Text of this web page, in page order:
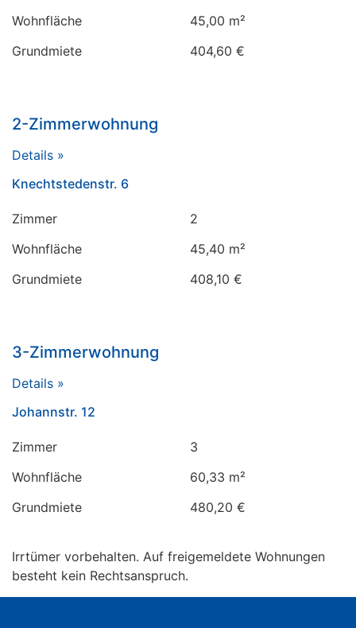
Wohnfläche
45,00 m²
Grundmiete
404,60 €
2-Zimmerwohnung
Details »
Knechtstedenstr. 6
Zimmer
2
Wohnfläche
45,40 m²
Grundmiete
408,10 €
3-Zimmerwohnung
Details »
Johannstr. 12
Zimmer
3
Wohnfläche
60,33 m²
Grundmiete
480,20 €
Irrtümer vorbehalten. Auf freigemeldete Wohnungen
besteht kein Rechtsanspruch.